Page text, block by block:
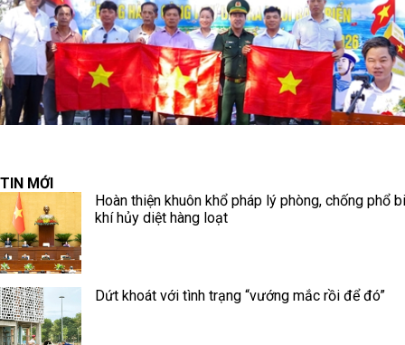
TIN MỚI
Hoàn thiện khuôn khổ pháp lý phòng, chống phổ
khí hủy diệt hàng loạt
Dứt khoát với tình trạng “vướng mắc rồi để đó”